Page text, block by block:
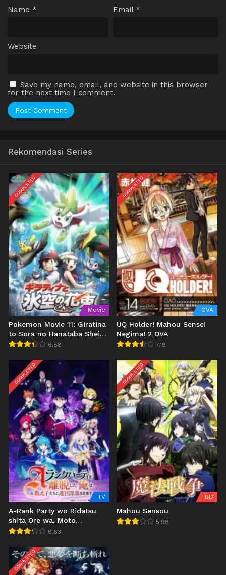
Name * Email *
Website
Save my name, email, and website in this browser
for the next time I comment.
Rekomendasi Series
COMPLETED
Movie
Pokemon Movie 11: Giratina
to Sora no Hanataba Sheimi
(2008)
6.88
COMPLETED
OVA
UQ Holder! Mahou Sensei
Negima! 2 OVA
7.19
COMPLETED
TV
A-Rank Party wo Ridatsu
shita Ore wa, Moto
Oshiego-tachi to Meikyuu
6.63
COMPLETED
BD
Mahou Sensou
5.96
COMPLETED